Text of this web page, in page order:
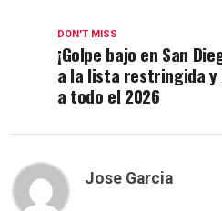
DON'T MISS
¡Golpe bajo en San
a la lista restringida y
a todo el 2026
Jose Garcia